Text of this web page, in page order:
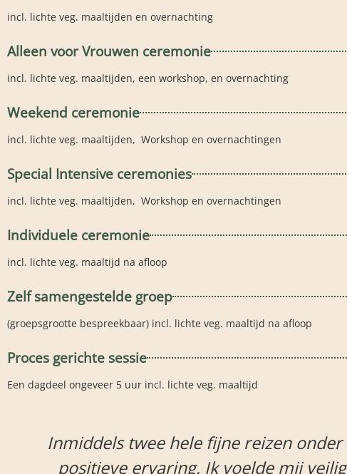
incl. lichte veg. maaltijden en overnachting
Alleen voor Vrouwen ceremonie
incl. lichte veg. maaltijden, een workshop, en overnachting
Weekend ceremonie
incl. lichte veg. maaltijden, Workshop en overnachtingen
Special Intensive ceremonies
incl. lichte veg. maaltijden, Workshop en overnachtingen
Individuele ceremonie
incl. lichte veg. maaltijd na afloop
Zelf samengestelde groep
(groepsgrootte bespreekbaar) incl. lichte veg. maaltijd na afloop
Proces gerichte sessie
Een dagdeel ongeveer 5 uur incl. lichte veg. maaltijd
van Yufen mogen meemaken. Een
gemak. Yufen en de ruimte hebben